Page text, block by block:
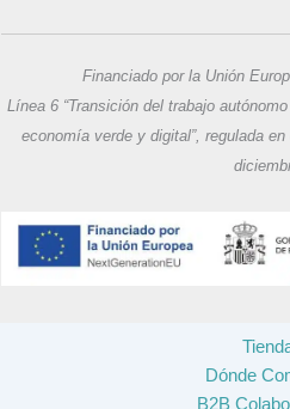
Financiado por la Unión
Línea 6 “Transición del trabajo
economía verde y digital”, regulada
Dónde
B2B